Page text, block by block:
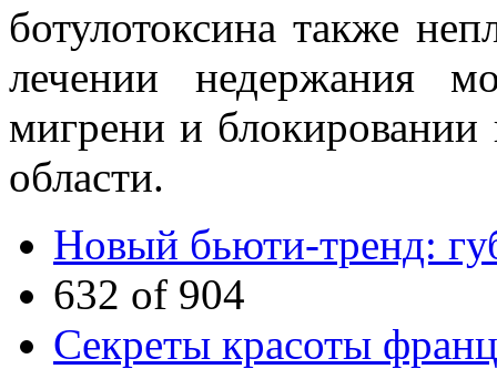
ботулотоксина также
лечении недержания
мигрени и
области.
Новый бьюти-тренд:
632 of 904
Секреты красоты